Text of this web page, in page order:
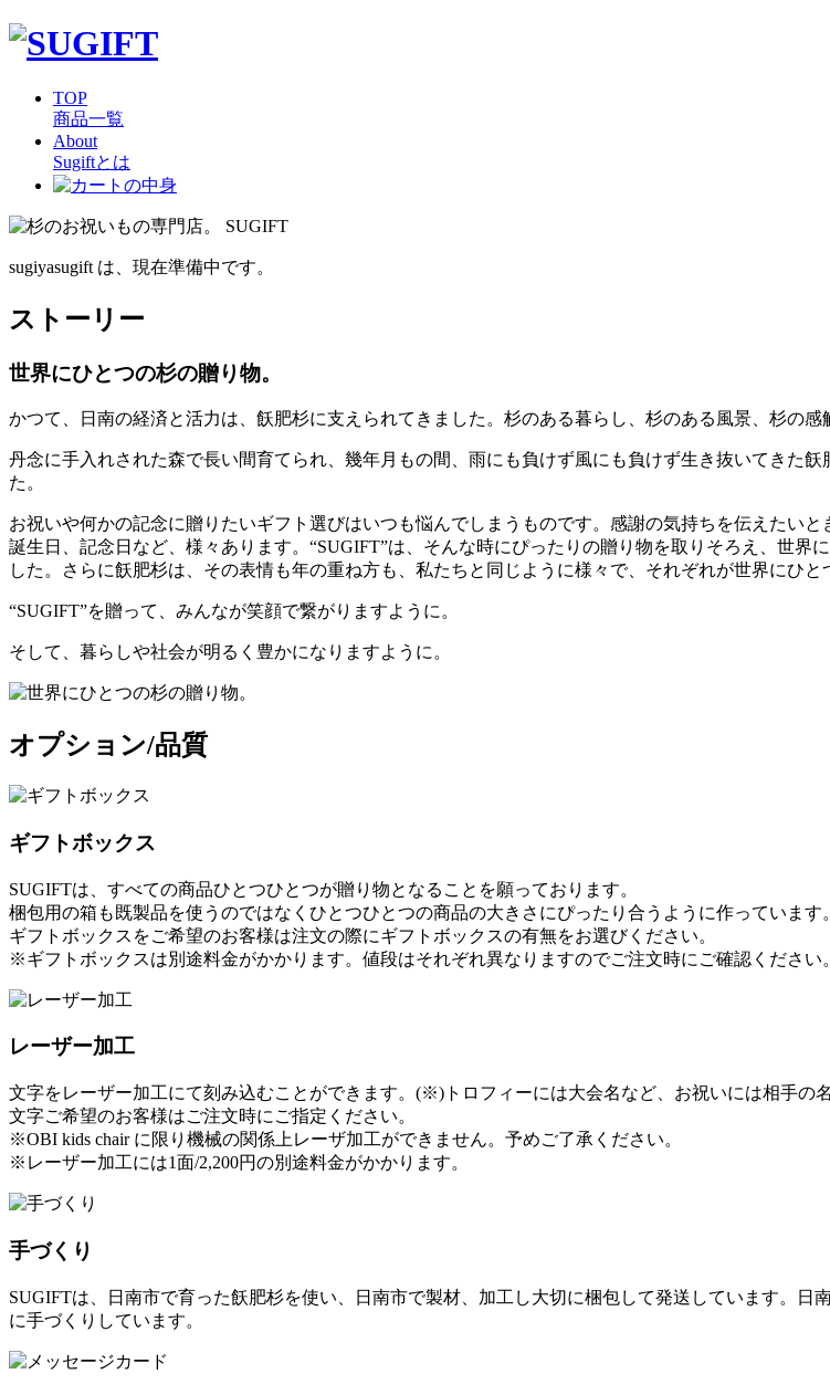
TOP
商品一覧
About
Sugiftとは
sugiyasugift は、現在準備中です。
ストーリー
世界にひとつの杉の贈り物。
かつて、日南の経済と活力は、飫肥杉に支えられてきました。杉のある暮らし、杉のある風景、杉の
丹念に手入れされた森で長い間育てられ、幾年月もの間、雨にも負けず風にも負けず生き抜いてきた
た。
お祝いや何かの記念に贈りたいギフト選びはいつも悩んでしまうものです。感謝の気持ちを伝えたい
誕生日、記念日など、様々あります。“SUGIFT”は、そんな時にぴったりの贈り物を取りそろえ、世
した。さらに飫肥杉は、その表情も年の重ね方も、私たちと同じように様々で、それぞれが世界にひと
“SUGIFT”を贈って、みんなが笑顔で繋がりますように。
そして、暮らしや社会が明るく豊かになりますように。
オプション/品質
ギフトボックス
SUGIFTは、すべての商品ひとつひとつが贈り物となることを願っております。
梱包用の箱も既製品を使うのではなくひとつひとつの商品の大きさにぴったり合うように作っています。
ギフトボックスをご希望のお客様は注文の際にギフトボックスの有無をお選びください。
※ギフトボックスは別途料金がかかります。値段はそれぞれ異なりますのでご注文時にご確認ください。
レーザー加工
文字をレーザー加工にて刻み込むことができます。(※)トロフィーには大会名など、お祝いには相手
文字ご希望のお客様はご注文時にご指定ください。
※OBI kids chair に限り機械の関係上レーザ加工ができません。予めご了承ください。
※レーザー加工には1面/2,200円の別途料金がかかります。
手づくり
SUGIFTは、日南市で育った飫肥杉を使い、日南市で製材、加工し大切に梱包して発送しています。
に手づくりしています。